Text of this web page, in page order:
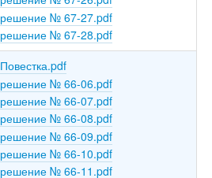
решение № 67-27.pdf
решение № 67-28.pdf
Повестка.pdf
решение № 66-06.pdf
решение № 66-07.pdf
решение № 66-08.pdf
решение № 66-09.pdf
решение № 66-10.pdf
решение № 66-11.pdf